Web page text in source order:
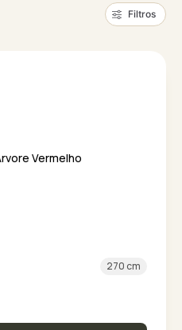
Filtros
270 cm